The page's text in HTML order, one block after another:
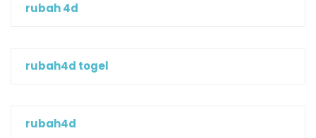
rubah 4d
rubah4d togel
rubah4d